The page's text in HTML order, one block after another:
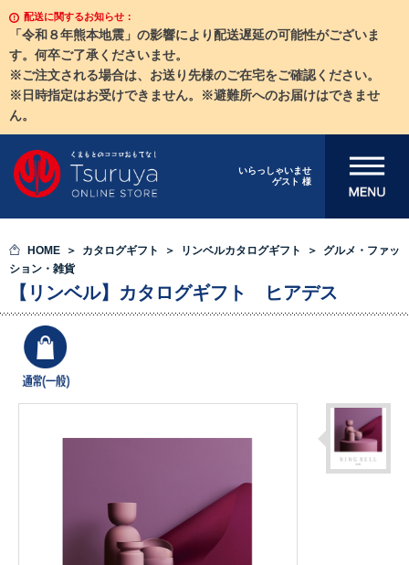
配送に関するお知らせ：
「令和８年熊本地震」の影響により配送遅延の可能性がございま
す。何卒ご了承くださいませ。
※ご注文される場合は、お送り先様のご在宅をご確認ください。
※日時指定はお受けできません。※避難所へのお届けはできませ
ん。
いらっしゃいませ
ゲスト 様
メニューを開
HOME カタログギフト リンベルカタログギフト
グルメ・ファッ
ション・雑貨
【リンベル】カタログギフト ヒアデス